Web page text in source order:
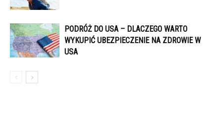
PODRÓŻ DO USA – DLACZEGO WARTO
WYKUPIĆ UBEZPIECZENIE NA ZDROWIE W
USA